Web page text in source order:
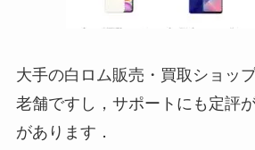
大手の白ロム販売・買取ショップ
老舗ですし，サポートにも定評
があります．